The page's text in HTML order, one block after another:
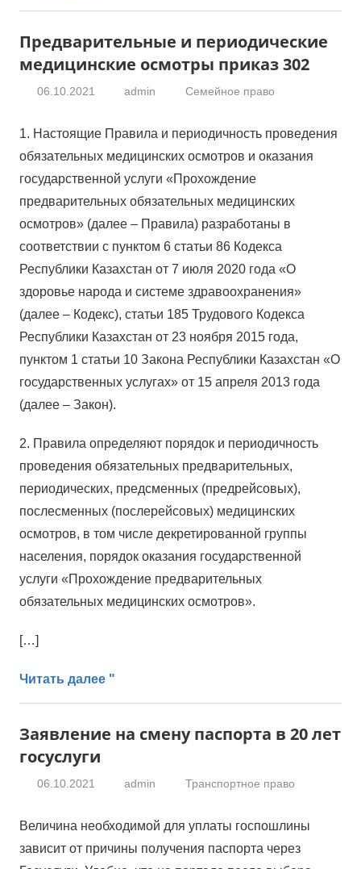
Предварительные и периодические
медицинские осмотры приказ 302
06.10.2021 admin Семейное право
1. Настоящие Правила и периодичность проведения
обязательных медицинских осмотров и оказания
государственной услуги «Прохождение
предварительных обязательных медицинских
осмотров» (далее – Правила) разработаны в
соответствии с пунктом 6 статьи 86 Кодекса
Республики Казахстан от 7 июля 2020 года «О
здоровье народа и системе здравоохранения»
(далее – Кодекс), статьи 185 Трудового Кодекса
Республики Казахстан от 23 ноября 2015 года,
пунктом 1 статьи 10 Закона Республики Казахстан «О
государственных услугах» от 15 апреля 2013 года
(далее – Закон).
2. Правила определяют порядок и периодичность
проведения обязательных предварительных,
периодических, предсменных (предрейсовых),
послесменных (послерейсовых) медицинских
осмотров, в том числе декретированной группы
населения, порядок оказания государственной
услуги «Прохождение предварительных
обязательных медицинских осмотров».
[…]
Читать далее "
Заявление на смену паспорта в 20 лет
госуслуги
06.10.2021 admin Транспортное право
Величина необходимой для уплаты госпошлины
зависит от причины получения паспорта через